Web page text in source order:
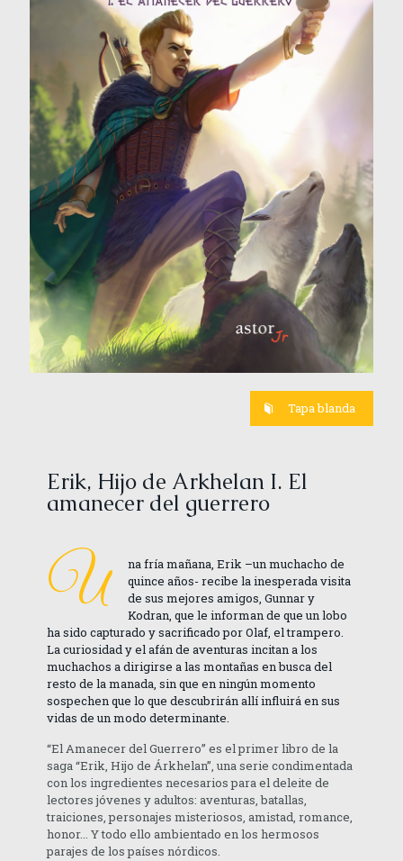
Tapa blanda
Erik, Hijo de Arkhelan I. El
amanecer del guerrero
U
na fría mañana, Erik –un muchacho de
quince años- recibe la inesperada visita
de sus mejores amigos, Gunnar y
Kodran, que le informan de que un lobo
ha sido capturado y sacrificado por Olaf, el trampero.
La curiosidad y el afán de aventuras incitan a los
muchachos a dirigirse a las montañas en busca del
resto de la manada, sin que en ningún momento
sospechen que lo que descubrirán allí influirá en sus
vidas de un modo determinante.
“El Amanecer del Guerrero” es el primer libro de la
saga “Erik, Hijo de Árkhelan”, una serie condimentada
con los ingredientes necesarios para el deleite de
lectores jóvenes y adultos: aventuras, batallas,
traiciones, personajes misteriosos, amistad, romance,
honor... Y todo ello ambientado en los hermosos
parajes de los países nórdicos.